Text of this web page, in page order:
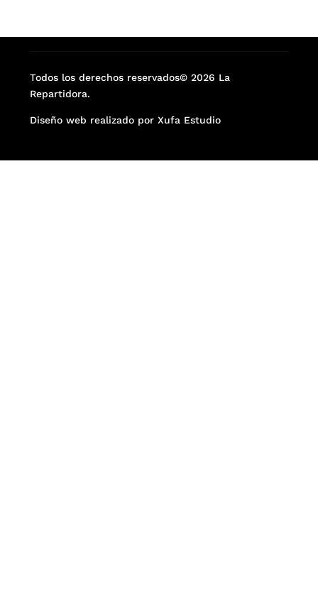
Todos los derechos reservados© 2026 La
Repartidora.
Diseño web realizado por Xufa Estudio